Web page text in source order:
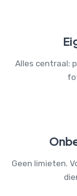
Alles centraal:
Geen limieten.